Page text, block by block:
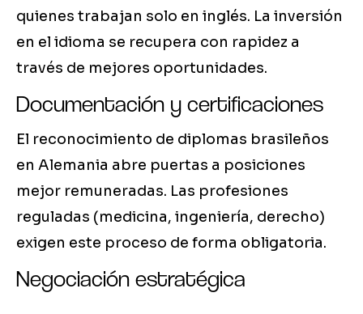
quienes trabajan solo en inglés. La inversión
en el idioma se recupera con rapidez a
través de mejores oportunidades.
Documentación y certificaciones
El reconocimiento de diplomas brasileños
en Alemania abre puertas a posiciones
mejor remuneradas. Las profesiones
reguladas (medicina, ingeniería, derecho)
exigen este proceso de forma obligatoria.
Negociación estratégica